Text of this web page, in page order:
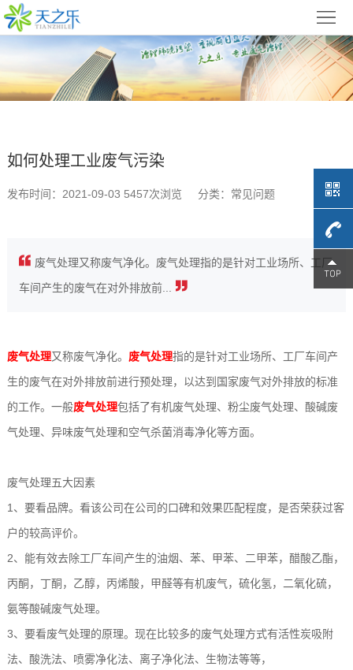
首
页
于
之
乐
废
处
理
氧
催
催
化
低
设
备
例
动
态
系
我
如何处理工业废气污染
发布时间：2021-09-03 5457次浏览 分类：常见问题
废气处理又称废气净化。废气处理指的是针对工业场所、工厂
车间产生的废气在对外排放前...
废气处理又称废气净化。 废气处理指的是针对工业场所、工厂车间产
生的废气在对外排放前进行预处理，以达到国家废气对外排放的标准
的工作。一般废气处理包括了有机废气处理、粉尘废气处理、酸碱废
气处理、异味废气处理和空气杀菌消毒净化等方面。
废气处理五大因素
1、要看品牌。看该公司在公司的口碑和效果匹配程度，是否荣获过客
户的较高评价。
2、能有效去除工厂车间产生的油烟、苯、甲苯、二甲苯，醋酸乙酯，
丙酮，丁酮，乙醇，丙烯酸，甲醛等有机废气，硫化氢，二氧化硫，
氨等酸碱废气处理。
3、要看废气处理的原理。现在比较多的废气处理方式有活性炭吸附
法、酸洗法、喷雾净化法、离子净化法、生物法等等，
4009-